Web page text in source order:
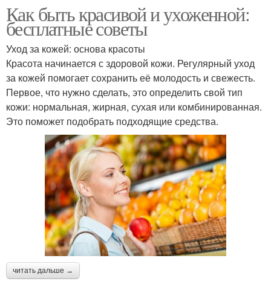
Как быть красивой и ухоженной:
бесплатные советы
Уход за кожей: основа красоты
Красота начинается с здоровой кожи. Регулярный уход
за кожей помогает сохранить её молодость и свежесть.
Первое, что нужно сделать, это определить свой тип
кожи: нормальная, жирная, сухая или комбинированная.
Это поможет подобрать подходящие средства.
читать дальше →